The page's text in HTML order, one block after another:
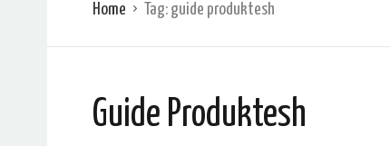
Home Tag: guide produktesh
Guide Produktesh